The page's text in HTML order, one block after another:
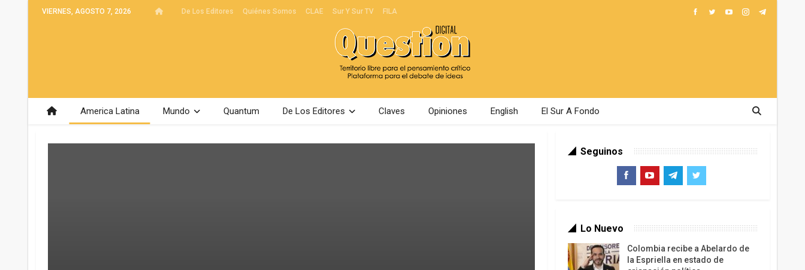
VIERNES, AGOSTO 7, 2026 De Los Editores Quiénes Somos CLAE Sur Y Sur TV FILA
America Latina Mundo Quantum De Los Editores Claves Opiniones English El Sur A Fondo
Seguinos
Lo Nuevo
Colombia recibe a Abelardo de
la Espriella en estado de